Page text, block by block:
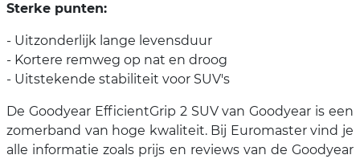
Sterke punten:
- Uitzonderlijk lange levensduur
- Kortere remweg op nat en droog
- Uitstekende stabiliteit voor SUV's
De Goodyear EfficientGrip 2 SUV van Goodyear is een
zomerband van hoge kwaliteit. Bij Euromaster vind je
alle informatie zoals prijs en reviews van de Goodyear